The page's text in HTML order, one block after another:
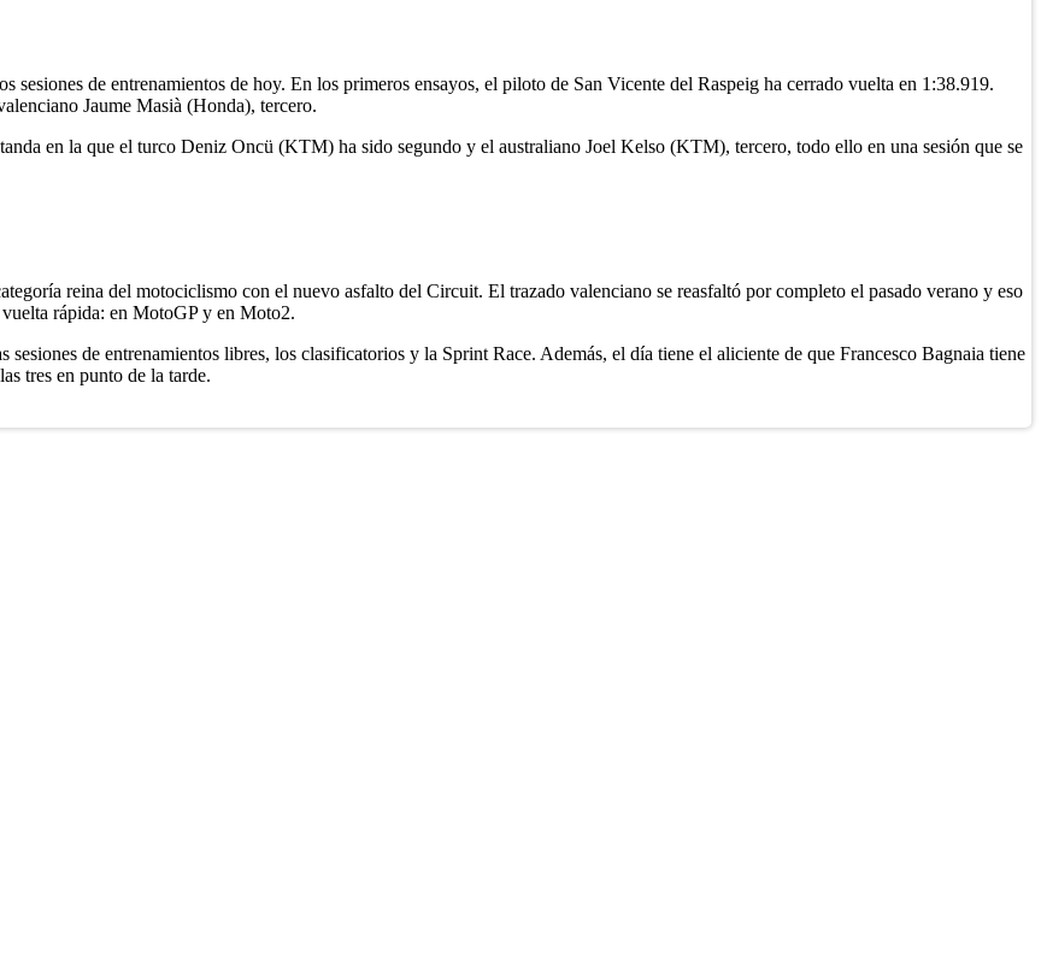
de entrenamientos de hoy. En los primeros ensayos, el piloto de San Vicente del Raspeig ha cerrado vuelta en 1:38.919.
Jaume Masià (Honda), tercero.
en la que el turco Deniz Oncü (KTM) ha sido segundo y el australiano Joel Kelso (KTM), tercero, todo ello en una sesión que se
reina del motociclismo con el nuevo asfalto del Circuit. El trazado valenciano se reasfaltó por completo el pasado verano y eso
rápida: en MotoGP y en Moto2.
de entrenamientos libres, los clasificatorios y la Sprint Race. Además, el día tiene el aliciente de que Francesco Bagnaia tiene
tres en punto de la tarde.